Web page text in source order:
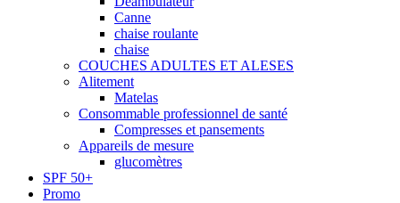
Canne
chaise roulante
chaise
COUCHES ADULTES ET ALESES
Alitement
Matelas
Consommable professionnel de santé
Compresses et pansements
Appareils de mesure
glucomètres
SPF 50+
Promo